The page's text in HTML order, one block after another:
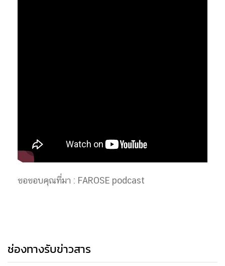
ขอขอบคุณที่มา : FAROSE podcast
ช่องทางรับข่าวสาร